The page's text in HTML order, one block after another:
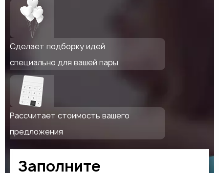
Сделает подборку идей
специально для вашей пары
Рассчитает стоимость вашего
предложения
Заполните